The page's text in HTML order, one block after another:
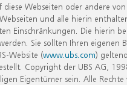
Webseiten oder andere
und alle hierin
Einschränkungen. Die hierin
Sie sollten Ihren eigenen
Website (www.ubs.com)
Copyright der UBS AG,
Eigentümer sein. Alle Rechte